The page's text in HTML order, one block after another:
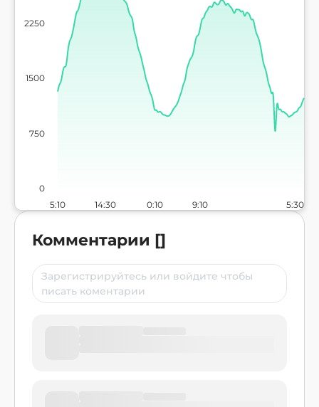
5:10 14:30 0:10 9:10 5:30
0
750
1500
2250
Комментарии []